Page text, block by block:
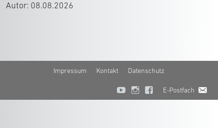
Autor: 08.08.2026
Impressum Kontakt Datenschutz
E-Postfach